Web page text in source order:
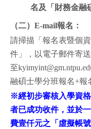
名及「財務金融
（二） E-mail報名：
請掃描「報名表暨個
件」，以電子郵件寄
至
融碩士學分班報名+報
※經初步審核入學資
者已成功收件，並於
費壹仟元之「虛擬帳